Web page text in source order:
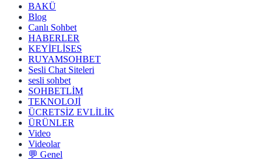
BAKÜ
Blog
Canlı Sohbet
HABERLER
KEYİFLİSES
RUYAMSOHBET
Sesli Chat Siteleri
sesli sohbet
SOHBETLİM
TEKNOLOJİ
ÜCRETSİZ EVLİLİK
ÜRÜNLER
Video
Videolar
💬 Genel